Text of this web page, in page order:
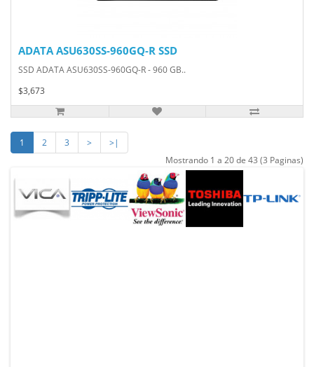
ADATA ASU630SS-960GQ-R SSD
SSD ADATA ASU630SS-960GQ-R - 960 GB..
$3,673
1 2 3 >
>|
Mostrando 1 a 20 de 43 (3 Paginas)